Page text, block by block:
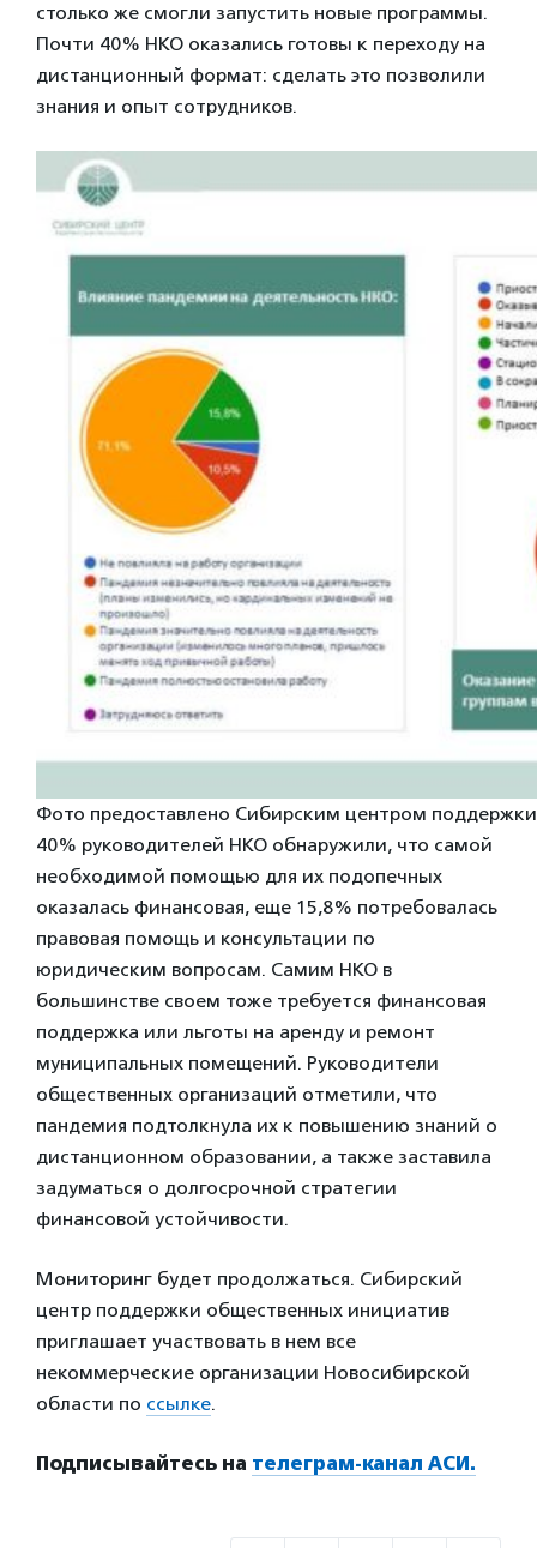
столько же смогли запустить новые программы.
Почти 40% НКО оказались готовы к переходу на
дистанционный формат: сделать это позволили
знания и опыт сотрудников.
Фото предоставлено Сибирским центром
40% руководителей НКО обнаружили, что самой
необходимой помощью для их подопечных
оказалась финансовая, еще 15,8% потребовалась
правовая помощь и консультации по
юридическим вопросам. Самим НКО в
большинстве своем тоже требуется финансовая
поддержка или льготы на аренду и ремонт
муниципальных помещений. Руководители
общественных организаций отметили, что
пандемия подтолкнула их к повышению знаний о
дистанционном образовании, а также заставила
задуматься о долгосрочной стратегии
финансовой устойчивости.
Мониторинг будет продолжаться. Сибирский
центр поддержки общественных инициатив
приглашает участвовать в нем все
некоммерческие организации Новосибирской
области по ссылке.
Подписывайтесь на телеграм-канал АСИ.